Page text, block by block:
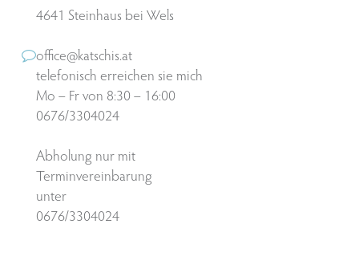
4641 Steinhaus bei Wels
office@katschis.at
telefonisch erreichen sie mich
Mo – Fr von 8:30 – 16:00
0676/3304024
Abholung nur mit
Terminvereinbarung
unter
0676/3304024